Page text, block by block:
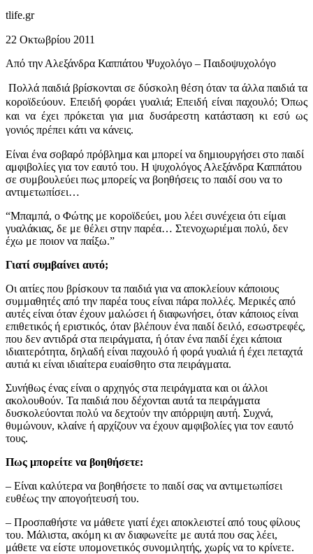
tlife.gr
22 Οκτωβρίου 2011
Από την Αλεξάνδρα Καππάτου Ψυχολόγο – Παιδοψυχολόγο
Πολλά παιδιά βρίσκονται σε δύσκολη θέση όταν τα άλλα παιδιά τα
κοροϊδεύουν. Επειδή φοράει γυαλιά; Επειδή είναι παχουλό; Όπως
και να έχει πρόκεται για μια δυσάρεστη κατάσταση κι εσύ ως
γονιός πρέπει κάτι να κάνεις.
Είναι ένα σοβαρό πρόβλημα και μπορεί να δημιουργήσει στο παιδί
αμφιβολίες για τον εαυτό του. Η ψυχολόγος Αλεξάνδρα Καππάτου
σε συμβουλεύει πως μπορείς να βοηθήσεις το παιδί σου να το
αντιμετωπίσει…
“Μπαμπά, ο Φώτης με κοροϊδεύει, μου λέει συνέχεια ότι είμαι
γυαλάκιας, δε με θέλει στην παρέα… Στενοχωριέμαι πολύ, δεν
έχω με ποιον να παίξω.”
Γιατί συμβαίνει αυτό;
Οι αιτίες που βρίσκουν τα παιδιά για να αποκλείουν κάποιους
συμμαθητές από την παρέα τους είναι πάρα πολλές. Μερικές από
αυτές είναι όταν έχουν μαλώσει ή διαφωνήσει, όταν κάποιος είναι
επιθετικός ή εριστικός, όταν βλέπουν ένα παιδί δειλό, εσωστρεφές,
που δεν αντιδρά στα πειράγματα, ή όταν ένα παιδί έχει κάποια
ιδιαιτερότητα, δηλαδή είναι παχουλό ή φορά γυαλιά ή έχει πεταχτά
αυτιά κι είναι ιδιαίτερα ευαίσθητο στα πειράγματα.
Συνήθως ένας είναι ο αρχηγός στα πειράγματα και οι άλλοι
ακολουθούν. Τα παιδιά που δέχονται αυτά τα πειράγματα
δυσκολεύονται πολύ να δεχτούν την απόρριψη αυτή. Συχνά,
θυμώνουν, κλαίνε ή αρχίζουν να έχουν αμφιβολίες για τον εαυτό
τους.
Πως μπορείτε να βοηθήσετε:
– Είναι καλύτερα να βοηθήσετε το παιδί σας να αντιμετωπίσει
ευθέως την απογοήτευσή του.
– Προσπαθήστε να μάθετε γιατί έχει αποκλειστεί από τους φίλους
του. Μάλιστα, ακόμη κι αν διαφωνείτε με αυτά που σας λέει,
μάθετε να είστε υπομονετικός συνομιλητής, χωρίς να το κρίνετε.